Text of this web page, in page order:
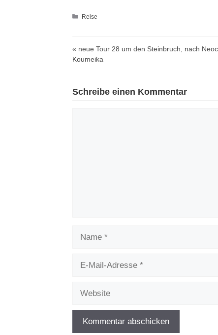
Kategorien
Reise
« neue Tour 28 um den Steinbruch, nach
Koumeika
Schreibe einen Kommentar
Mail-